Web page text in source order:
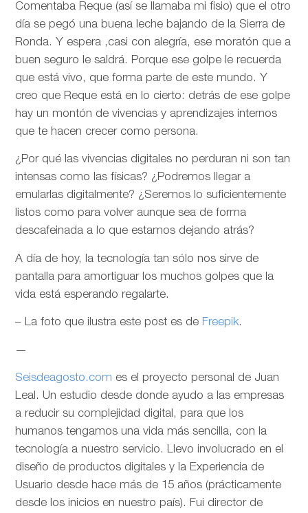
Comentaba Reque (así se llamaba mi fisio) que el otro
día se pegó una buena leche bajando de la Sierra de
Ronda. Y espera ,casi con alegría, ese moratón que a
buen seguro le saldrá. Porque ese golpe le recuerda
que está vivo, que forma parte de este mundo. Y
creo que Reque está en lo cierto: detrás de ese golpe
hay un montón de vivencias y aprendizajes internos
que te hacen crecer como persona.
¿Por qué las vivencias digitales no perduran ni son tan
intensas como las físicas? ¿Podremos llegar a
emularlas digitalmente? ¿Seremos lo suficientemente
listos como para volver aunque sea de forma
descafeinada a lo que estamos dejando atrás?
A día de hoy, la tecnología tan sólo nos sirve de
pantalla para amortiguar los muchos golpes que la
vida está esperando regalarte.
– La foto que ilustra este post es de Freepik.
—
Seisdeagosto.com es el proyecto personal de Juan
Leal. Un estudio desde donde ayudo a las empresas
a reducir su complejidad digital, para que los
humanos tengamos una vida más sencilla, con la
tecnología a nuestro servicio. Llevo involucrado en el
diseño de productos digitales y la Experiencia de
Usuario desde hace más de 15 años (prácticamente
desde los inicios en nuestro país). Fui director de